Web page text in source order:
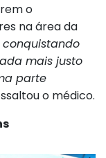
o
na área da
conquistando
mais justo
parte
o médico.